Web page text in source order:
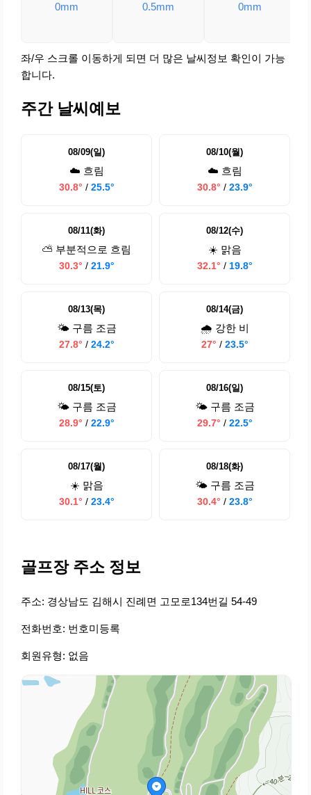
0mm
0.5mm
0mm
좌/우 스크롤 이동하게 되면 더 많은 날씨정보 확인이 가능
합니다.
주간 날씨예보
08/09(일)
☁️ 흐림
30.8° / 25.5°
08/10(월)
☁️ 흐림
30.8° / 23.9°
08/11(화)
⛅ 부분적으로 흐림
30.3° / 21.9°
08/12(수)
☀️ 맑음
32.1° / 19.8°
08/13(목)
🌤️ 구름 조금
27.8° / 24.2°
08/14(금)
🌧️ 강한 비
27° / 23.5°
08/15(토)
🌤️ 구름 조금
28.9° / 22.9°
08/16(일)
🌤️ 구름 조금
29.7° / 22.5°
08/17(월)
☀️ 맑음
30.1° / 23.4°
08/18(화)
🌤️ 구름 조금
30.4° / 23.8°
골프장 주소 정보
주소: 경상남도 김해시 진례면 고모로134번길 54-49
전화번호: 번호미등록
회원유형: 없음